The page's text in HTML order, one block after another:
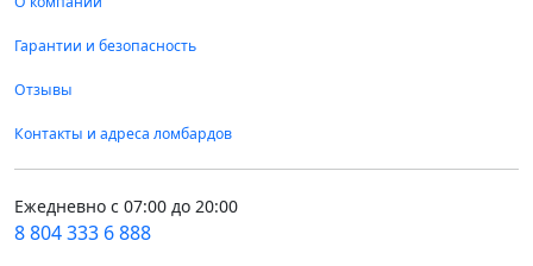
Гарантии и безопасность
Отзывы
Контакты и адреса ломбардов
Ежедневно с 07:00 до 20:00
8 804 333 6 888